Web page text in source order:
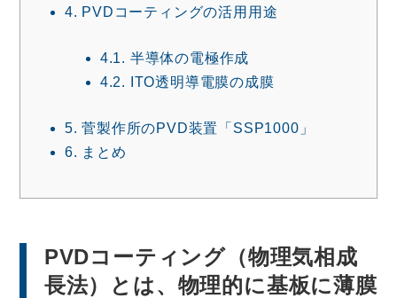
4. PVDコーティングの活用用途
4.1. 半導体の電極作成
4.2. ITO透明導電膜の成膜
5. 菅製作所のPVD装置「SSP1000」
6. まとめ
PVDコーティング（物理気相成
長法）とは、物理的に基板に薄膜